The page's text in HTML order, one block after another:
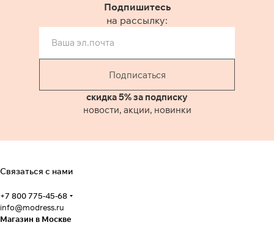
Подпишитесь
на рассылку:
Подписаться
скидка 5% за подписку
новости, акции, новинки
Связаться с нами
+7 800 775-45-68
info@modress.ru
Магазин в Москве